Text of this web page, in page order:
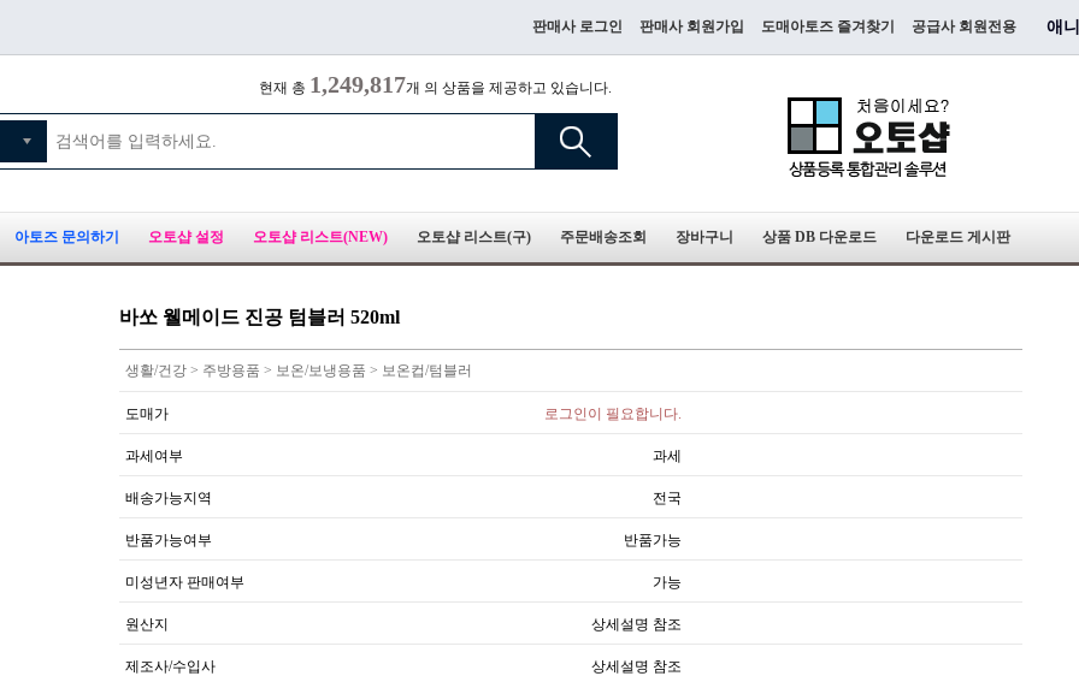
판매사 로그인 판매사 회원가입 도매아토즈 즐겨찾기 공급사 회원전용 애
현재 총 1,249,817개 의 상품을 제공하고 있습니다.
아토즈 문의하기 오토샵 설정 오토샵 리스트(NEW) 오토샵 리스트(구) 주문배송조회 장바구니 상품 DB 다운로드 다운로드 게시판
바쏘 웰메이드 진공 텀블러 520ml
생활/건강 > 주방용품 > 보온/보냉용품 > 보온컵/텀블러
도매가 로그인이 필요합니다.
과세여부 과세
배송가능지역 전국
반품가능여부 반품가능
미성년자 판매여부 가능
원산지 상세설명 참조
제조사/수입사 상세설명 참조